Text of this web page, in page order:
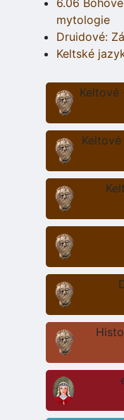
6.06
mytologie
Druidové:
Keltské
Keltové